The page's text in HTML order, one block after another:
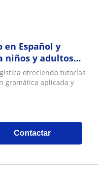
en Español y
niños y adultos
ofreciendo tutorías
gramática aplicada y
Contactar